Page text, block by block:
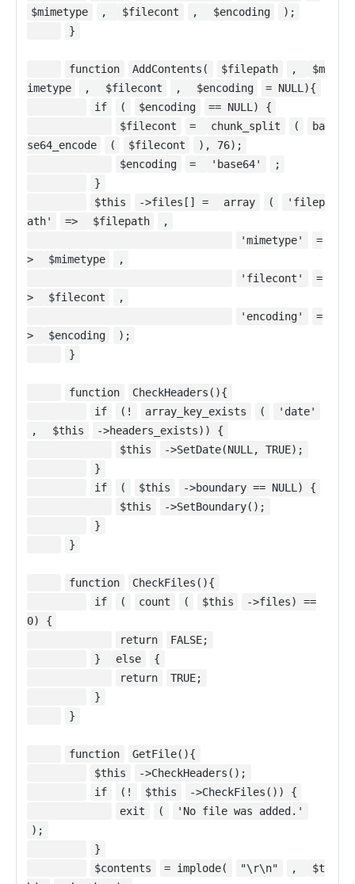
$mimetype
, $filecont , $encoding
);
}
function AddContents( $filepath ,
$m
imetype
, $filecont , $encoding
= NULL){
if
( $encoding
== NULL) {
$filecont
= chunk_split (
ba
se64_encode
( $filecont
), 76);
$encoding
= 'base64'
;
}
$this
->files[] = array (
'filep
ath'
=> $filepath
,
'mimetype'
=
>
$mimetype
,
'filecont'
=
>
$filecont
,
'encoding'
=
>
$encoding
);
}
function
CheckHeaders(){
if
(! array_key_exists (
'date'
,
$this
->headers_exists)) {
$this
->SetDate(NULL, TRUE);
}
if
( $this
->boundary == NULL) {
$this
->SetBoundary();
}
}
function
CheckFiles(){
if
( count ( $this
->files) ==
0) {
return
FALSE;
}
else
{
return
TRUE;
}
}
function
GetFile(){
$this
->CheckHeaders();
if
(! $this
->CheckFiles()) {
exit
(
'No file was added.'
);
}
$contents
= implode( "\r\n" ,
$t